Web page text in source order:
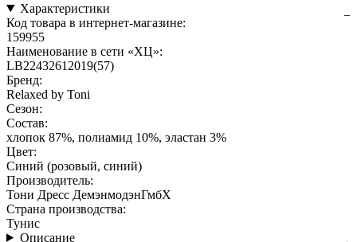
Характеристики
Код товара в интернет-магазине:
159955
Наименование в сети «ХЦ»:
LB22432612019(57)
Бренд:
Relaxed by Toni
Сезон:
Состав:
хлопок 87%, полиамид 10%, эластан 3%
Цвет:
Синий (розовый, синий)
Производитель:
Тони Дресс ДемэнмодэнГмбХ
Страна производства:
Тунис
Описание